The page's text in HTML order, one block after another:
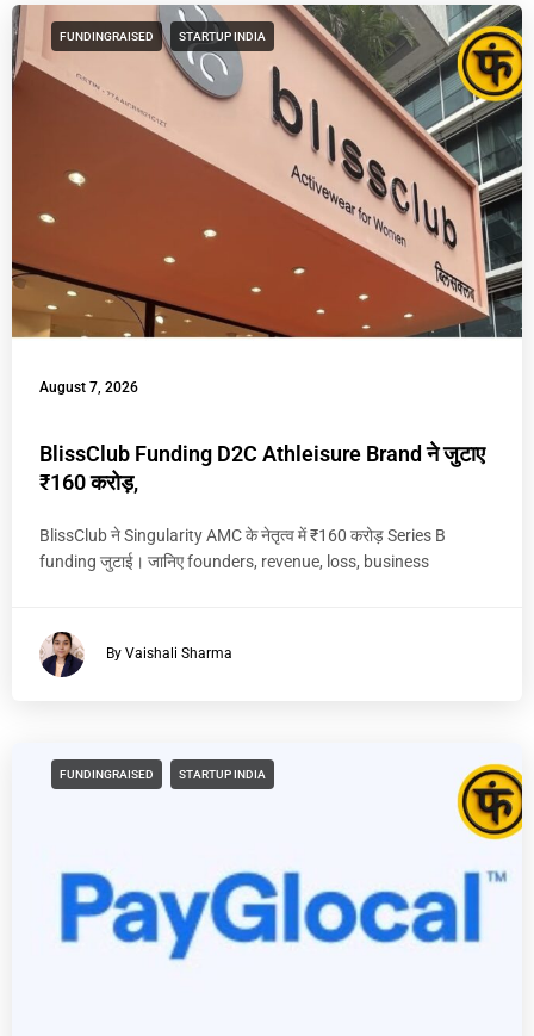
FUNDINGRAISED STARTUP INDIA
August 7, 2026
BlissClub Funding D2C Athleisure Brand ने जुटाए
₹160 करोड़,
BlissClub ने Singularity AMC के नेतृत्व में ₹160 करोड़ Series B
funding जुटाई। जानिए founders, revenue, loss, business
By Vaishali Sharma
FUNDINGRAISED STARTUP INDIA